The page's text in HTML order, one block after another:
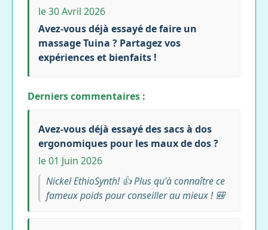
le 30 Avril 2026
Avez-vous déjà essayé de faire un
massage Tuina ? Partagez vos
expériences et bienfaits !
Derniers commentaires :
Avez-vous déjà essayé des sacs à dos
ergonomiques pour les maux de dos ?
le 01 Juin 2026
Nickel EthioSynth! 👍 Plus qu'à connaître ce
fameux poids pour conseiller au mieux ! 🎒